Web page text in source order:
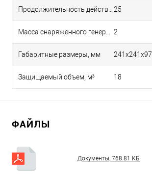
25
2
Габаритные размеры, мм 241х241х97
Защищаемый объем, м³ 18
ФАЙЛЫ
Документы, 768.81 КБ